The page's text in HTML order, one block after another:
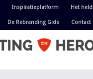
Inspiratieplatform Het
De Rebranding Gids Contact